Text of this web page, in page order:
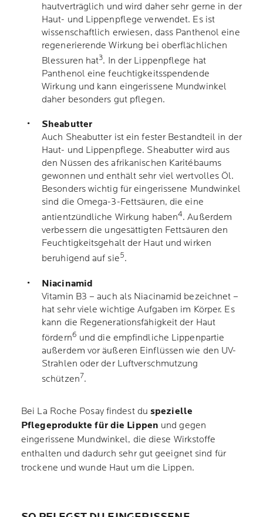
hautverträglich und wird daher sehr gerne in der
Haut- und Lippenpflege verwendet. Es ist
wissenschaftlich erwiesen, dass Panthenol eine
regenerierende Wirkung bei oberflächlichen
Blessuren hat3. In der Lippenpflege hat
Panthenol eine feuchtigkeitsspendende
Wirkung und kann eingerissene Mundwinkel
daher besonders gut pflegen.
Sheabutter
Auch Sheabutter ist ein fester Bestandteil in der
Haut- und Lippenpflege. Sheabutter wird aus
den Nüssen des afrikanischen Karitébaums
gewonnen und enthält sehr viel wertvolles Öl.
Besonders wichtig für eingerissene Mundwinkel
sind die Omega-3-Fettsäuren, die eine
antientzündliche Wirkung haben4. Außerdem
verbessern die ungesättigten Fettsäuren den
Feuchtigkeitsgehalt der Haut und wirken
beruhigend auf sie5.
Niacinamid
Vitamin B3 – auch als Niacinamid bezeichnet –
hat sehr viele wichtige Aufgaben im Körper. Es
kann die Regenerationsfähigkeit der Haut
fördern6 und die empfindliche Lippenpartie
außerdem vor äußeren Einflüssen wie den UV-
Strahlen oder der Luftverschmutzung
schützen7.
Bei La Roche Posay findest du spezielle
Pflegeprodukte für die Lippen und gegen
eingerissene Mundwinkel, die diese Wirkstoffe
enthalten und dadurch sehr gut geeignet sind für
trockene und wunde Haut um die Lippen.